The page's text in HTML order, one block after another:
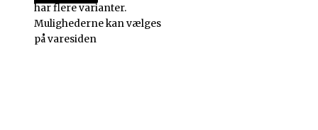
har flere varianter.
Mulighederne kan vælges
på varesiden